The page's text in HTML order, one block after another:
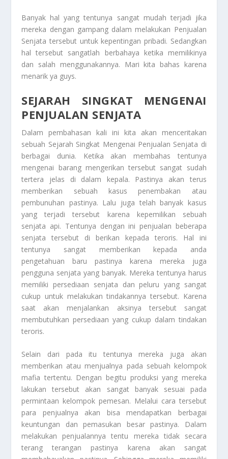
Banyak hal yang tentunya sangat mudah terjadi jika
mereka dengan gampang dalam melakukan Penjualan
Senjata tersebut untuk kepentingan pribadi. Sedangkan
hal tersebut sangatlah berbahaya ketika memilikinya
dan salah menggunakannya. Mari kita bahas karena
menarik ya guys.
SEJARAH SINGKAT MENGENAI
PENJUALAN SENJATA
Dalam pembahasan kali ini kita akan menceritakan
sebuah Sejarah Singkat Mengenai Penjualan Senjata di
berbagai dunia. Ketika akan membahas tentunya
mengenai barang mengerikan tersebut sangat sudah
tertera jelas di dalam kepala. Pastinya akan terus
memberikan sebuah kasus penembakan atau
pembunuhan pastinya. Lalu juga telah banyak kasus
yang terjadi tersebut karena kepemilikan sebuah
senjata api. Tentunya dengan ini penjualan beberapa
senjata tersebut di berikan kepada teroris. Hal ini
tentunya sangat memberikan kepada anda
pengetahuan baru pastinya karena mereka juga
pengguna senjata yang banyak. Mereka tentunya harus
memiliki persediaan senjata dan peluru yang sangat
cukup untuk melakukan tindakannya tersebut. Karena
saat akan menjalankan aksinya tersebut sangat
membutuhkan persediaan yang cukup dalam tindakan
teroris.
Selain dari pada itu tentunya mereka juga akan
memberikan atau menjualnya pada sebuah kelompok
mafia tertentu. Dengan begitu produksi yang mereka
lakukan tersebut akan sangat banyak sesuai pada
permintaan kelompok pemesan. Melalui cara tersebut
para penjualnya akan bisa mendapatkan berbagai
keuntungan dan pemasukan besar pastinya. Dalam
melakukan penjualannya tentu mereka tidak secara
terang terangan pastinya karena akan sangat